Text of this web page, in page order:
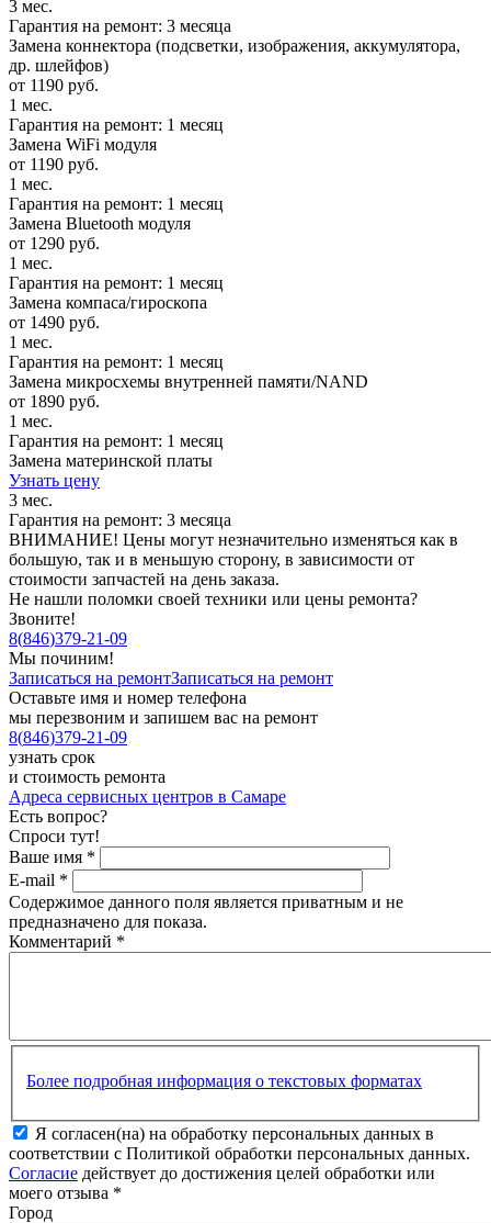
3 мес.
Гарантия на ремонт: 3 месяца
Замена коннектора (подсветки, изображения, аккумулятора,
др. шлейфов)
от 1190 руб.
1 мес.
Гарантия на ремонт: 1 месяц
Замена WiFi модуля
от 1190 руб.
1 мес.
Гарантия на ремонт: 1 месяц
Замена Bluetooth модуля
от 1290 руб.
1 мес.
Гарантия на ремонт: 1 месяц
Замена компаса/гироскопа
от 1490 руб.
1 мес.
Гарантия на ремонт: 1 месяц
Замена микросхемы внутренней памяти/NAND
от 1890 руб.
1 мес.
Гарантия на ремонт: 1 месяц
Замена материнской платы
Узнать цену
3 мес.
Гарантия на ремонт: 3 месяца
ВНИМАНИЕ! Цены могут незначительно изменяться как в
большую, так и в меньшую сторону, в зависимости от
стоимости запчастей на день заказа.
Не нашли поломки своей техники или цены ремонта?
Звоните!
8(846)379-21-09
Мы починим!
Записаться на ремонтЗаписаться на ремонт
Оставьте имя и номер телефона
мы перезвоним и запишем вас на ремонт
8(846)379-21-09
узнать срок
и стоимость ремонта
Адреса сервисных центров в Самаре
Есть вопрос?
Спроси тут!
Ваше имя *
E-mail *
Содержимое данного поля является приватным и не
предназначено для показа.
Комментарий *
Более подробная информация о текстовых форматах
Я согласен(на) на обработку персональных данных в
соответствии с Политикой обработки персональных данных.
Согласие действует до достижения целей обработки или
моего отзыва *
Город